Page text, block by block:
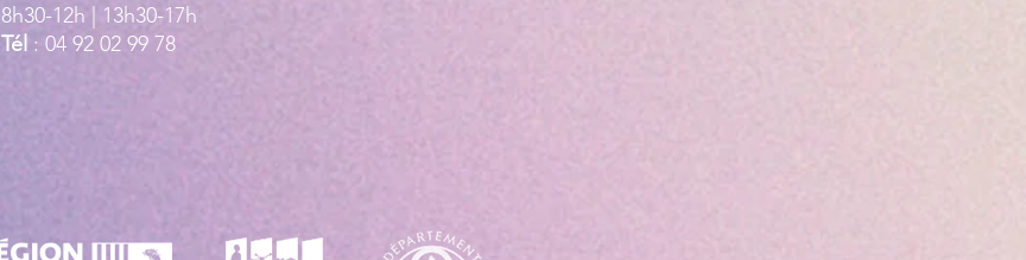
8h30-12h | 13h30-17h
Tél : 04 92 02 99 78